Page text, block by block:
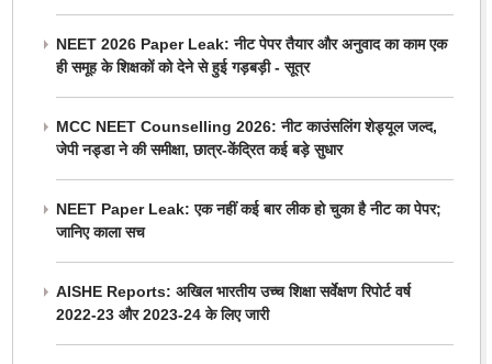
NEET 2026 Paper Leak: नीट पेपर तैयार और अनुवाद का काम एक
ही समूह के शिक्षकों को देने से हुई गड़बड़ी - सूत्र
MCC NEET Counselling 2026: नीट काउंसलिंग शेड्यूल जल्द,
जेपी नड्डा ने की समीक्षा, छात्र-केंद्रित कई बड़े सुधार
NEET Paper Leak: एक नहीं कई बार लीक हो चुका है नीट का पेपर;
जानिए काला सच
AISHE Reports: अखिल भारतीय उच्च शिक्षा सर्वेक्षण रिपोर्ट वर्ष
2022-23 और 2023-24 के लिए जारी